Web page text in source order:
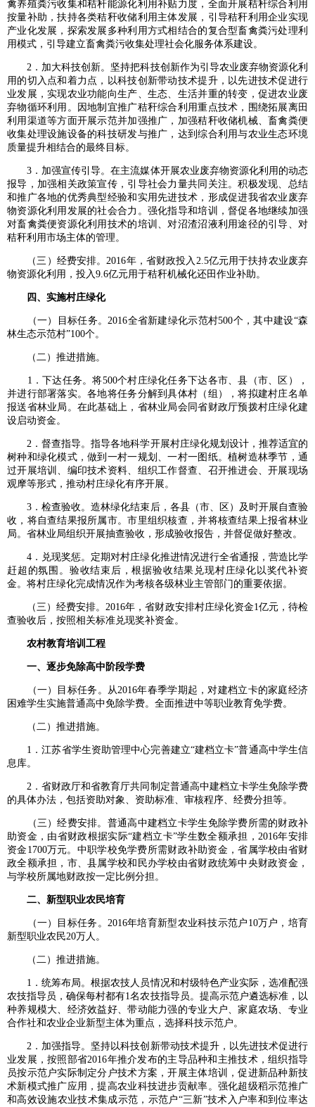
禽养殖粪污收集和秸秆能源化利用补贴力度，全面开展秸秆综合利用
按量补助，扶持各类秸秆收储利用主体发展，引导秸秆利用企业实现
产业化发展，探索发展多种利用方式相结合的复合型畜禽粪污处理利
用模式，引导建立畜禽粪污收集处理社会化服务体系建设。
2．加大科技创新。坚持把科技创新作为引导农业废弃物资源化利
用的切入点和着力点，以科技创新带动技术提升，以先进技术促进行
业发展，实现农业功能向生产、生态、生活并重的转变，促进农业废
弃物循环利用。因地制宜推广秸秆综合利用重点技术，围绕拓展离田
利用渠道等方面开展示范并加强推广，加强秸秆收储机械、畜禽粪便
收集处理设施设备的科技研发与推广，达到综合利用与农业生态环境
质量提升相结合的最终目标。
3．加强宣传引导。在主流媒体开展农业废弃物资源化利用的动态
报导，加强相关政策宣传，引导社会力量共同关注。积极发现、总结
和推广各地的优秀典型经验和实用先进技术，形成促进我省农业废弃
物资源化利用发展的社会合力。强化指导和培训，督促各地继续加强
对畜禽粪便资源化利用技术的培训、对沼渣沼液利用途径的引导、对
秸秆利用市场主体的管理。
（三）经费安排。2016年，省财政投入2.5亿元用于扶持农业废弃
物资源化利用，投入9.6亿元用于秸秆机械化还田作业补助。
四、实施村庄绿化
（一）目标任务。2016全省新建绿化示范村500个，其中建设“森
林生态示范村”100个。
（二）推进措施。
1．下达任务。将500个村庄绿化任务下达各市、县（市、区），
并进行部署落实。各地将任务分解到具体村（组），将拟建村庄名单
报送省林业局。在此基础上，省林业局会同省财政厅预拨村庄绿化建
设启动资金。
2．督查指导。指导各地科学开展村庄绿化规划设计，推荐适宜的
树种和绿化模式，做到一村一规划、一村一图纸。植树造林季节，通
过开展培训、编印技术资料、组织工作督查、召开推进会、开展现场
观摩等形式，推动村庄绿化有序开展。
3．检查验收。造林绿化结束后，各县（市、区）及时开展自查验
收，将自查结果报所属市。市里组织核查，并将核查结果上报省林业
局。省林业局组织开展抽查验收，形成验收报告，并督促做好整改。
4．兑现奖惩。定期对村庄绿化推进情况进行全省通报，营造比学
赶超的氛围。验收结束后，根据验收结果兑现村庄绿化以奖代补资
金。将村庄绿化完成情况作为考核各级林业主管部门的重要依据。
（三）经费安排。2016年，省财政安排村庄绿化资金1亿元，待检
查验收后，按照相关标准兑现奖补资金。
农村教育培训工程
一、逐步免除高中阶段学费
（一）目标任务。从2016年春季学期起，对建档立卡的家庭经济
困难学生实施普通高中免除学费。全面推进中等职业教育免学费。
（二）推进措施。
1．江苏省学生资助管理中心完善建立“建档立卡”普通高中学生信
息库。
2．省财政厅和省教育厅共同制定普通高中建档立卡学生免除学费
的具体办法，包括资助对象、资助标准、审核程序、经费分担等。
（三）经费安排。普通高中建档立卡学生免除学费所需的财政补
助资金，由省财政根据实际“建档立卡”学生数全额承担，2016年安排
资金1700万元。中职学校免学费所需财政补助资金，省属学校由省财
政全额承担，市、县属学校和民办学校由省财政统筹中央财政资金，
与学校所属地财政按一定比例分担。
二、新型职业农民培育
（一）目标任务。2016年培育新型农业科技示范户10万户，培育
新型职业农民20万人。
（二）推进措施。
1．统筹布局。根据农技人员情况和村级特色产业实际，选准配强
农技指导员，确保每村都有1名农技指导员。提高示范户遴选标准，以
种养规模大、经济效益好、带动能力强的专业大户、家庭农场、专业
合作社和农业企业新型主体为重点，选择科技示范户。
2．加强指导。坚持以科技创新带动技术提升，以先进技术促进行
业发展，按照部省2016年推介发布的主导品种和主推技术，组织指导
员按示范户实际制定分户技术方案，开展主体培训，促进新品种新技
术新模式推广应用，提高农业科技进步贡献率。强化超级稻示范推广
和高效设施农业技术集成示范，示范户“三新”技术入户率和到位率达